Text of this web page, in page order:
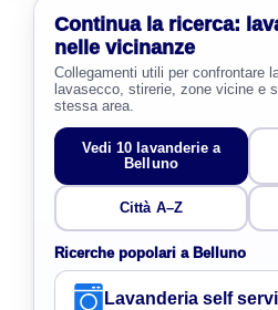
Continua la ricerca:
nelle vicinanze
Collegamenti utili per confrontare
lavasecco, stirerie, zone vicine e
stessa area.
Vedi 10 lavanderie a
Belluno
Città A–Z
Ricerche popolari a Belluno
Lavanderia self